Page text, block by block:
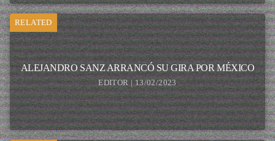
RELATED
ALEJANDRO SANZ ARRANCÓ SU GIRA POR MÉXICO
EDITOR | 13/02/2023